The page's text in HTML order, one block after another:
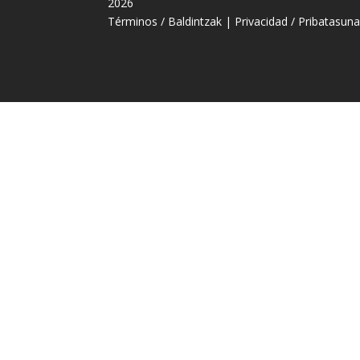
Términos / Baldintzak | Privacidad / Pribatasuna